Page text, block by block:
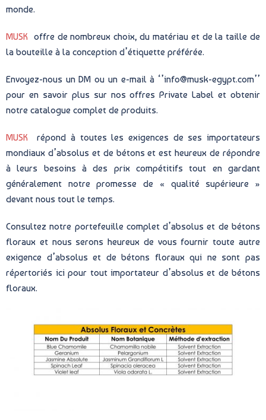
monde.
MUSK offre de nombreux choix, du matériau et de la taille de
la bouteille à la conception d’étiquette préférée.
Envoyez-nous un DM ou un e-mail à ‘’info@musk-egypt.com’’
pour en savoir plus sur nos offres Private Label et obtenir
notre catalogue complet de produits.
MUSK répond à toutes les exigences de ses importateurs
mondiaux d’absolus et de bétons et est heureux de répondre
à leurs besoins à des prix compétitifs tout en gardant
généralement notre promesse de « qualité supérieure »
devant nous tout le temps.
Consultez notre portefeuille complet d’absolus et de bétons
floraux et nous serons heureux de vous fournir toute autre
exigence d’absolus et de bétons floraux qui ne sont pas
répertoriés ici pour tout importateur d’absolus et de bétons
floraux.